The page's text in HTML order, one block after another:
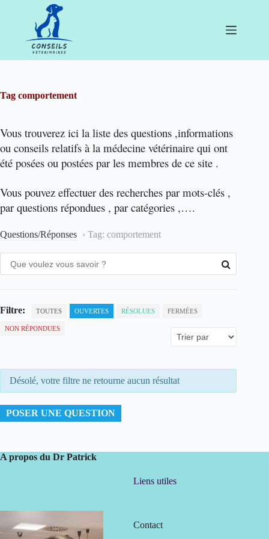
Tag comportement
Vous trouverez ici la liste des questions ,informations
ou conseils relatifs à la médecine vétérinaire qui ont
été posées ou postées par les membres de ce site .
Vous pouvez effectuer des recherches par mots-clés ,
par questions répondues , par catégories ,….
Questions/Réponses › Tag: comportement
Filtre: TOUTES OUVERTES RÉSOLUES FERMÉES
NON RÉPONDUES
Désolé, votre filtre ne retourne aucun résultat
POSER UNE QUESTION
A propos du Dr Patrick
Liens utiles
Contact